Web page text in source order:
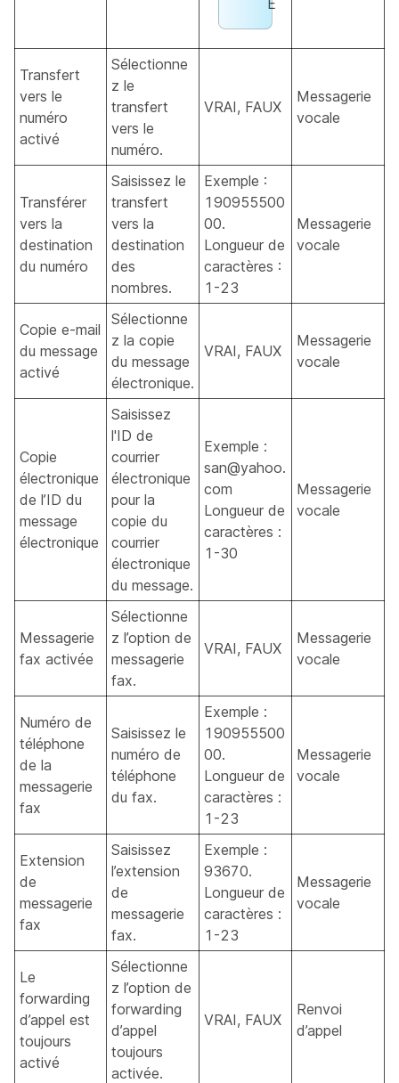
E
Transfert
vers le
numéro
activé
Sélectionne
z le
transfert
vers le
numéro.
VRAI, FAUX
Messagerie
vocale
Transférer
vers la
destination
du numéro
Saisissez le
transfert
vers la
destination
des
nombres.
Exemple :
190955500
00.
Longueur de
caractères :
1-23
Messagerie
vocale
Copie e-mail
du message
activé
Sélectionne
z la copie
du message
électronique.
VRAI, FAUX
Messagerie
vocale
Copie
électronique
de l’ID du
message
électronique
Saisissez
l'ID de
courrier
électronique
pour la
copie du
courrier
électronique
du message.
Exemple :
san@yahoo.
com
Longueur de
caractères :
1-30
Messagerie
vocale
Messagerie
fax activée
Sélectionne
z l’option de
messagerie
fax.
VRAI, FAUX
Messagerie
vocale
Numéro de
téléphone
de la
messagerie
fax
Saisissez le
numéro de
téléphone
du fax.
Exemple :
190955500
00.
Longueur de
caractères :
1-23
Messagerie
vocale
Extension
de
messagerie
fax
Saisissez
l’extension
de
messagerie
fax.
Exemple :
93670.
Longueur de
caractères :
1-23
Messagerie
vocale
Le
forwarding
d’appel est
toujours
activé
Sélectionne
z l’option de
forwarding
d’appel
toujours
activée.
VRAI, FAUX
Renvoi
d’appel